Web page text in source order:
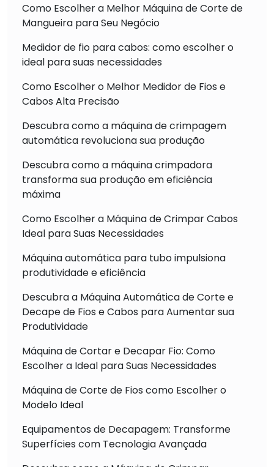
Como Escolher a Melhor Máquina de Corte de
Mangueira para Seu Negócio
Medidor de fio para cabos: como escolher o
ideal para suas necessidades
Como Escolher o Melhor Medidor de Fios e
Cabos Alta Precisão
Descubra como a máquina de crimpagem
automática revoluciona sua produção
Descubra como a máquina crimpadora
transforma sua produção em eficiência
máxima
Como Escolher a Máquina de Crimpar Cabos
Ideal para Suas Necessidades
Máquina automática para tubo impulsiona
produtividade e eficiência
Descubra a Máquina Automática de Corte e
Decape de Fios e Cabos para Aumentar sua
Produtividade
Máquina de Cortar e Decapar Fio: Como
Escolher a Ideal para Suas Necessidades
Máquina de Corte de Fios como Escolher o
Modelo Ideal
Equipamentos de Decapagem: Transforme
Superfícies com Tecnologia Avançada